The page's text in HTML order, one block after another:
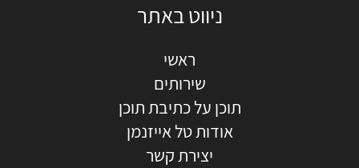
ניווט באתר
ראשי
שירותים
תוכן על כתיבת תוכן
אודות טל אייזנמן
יצירת קשר